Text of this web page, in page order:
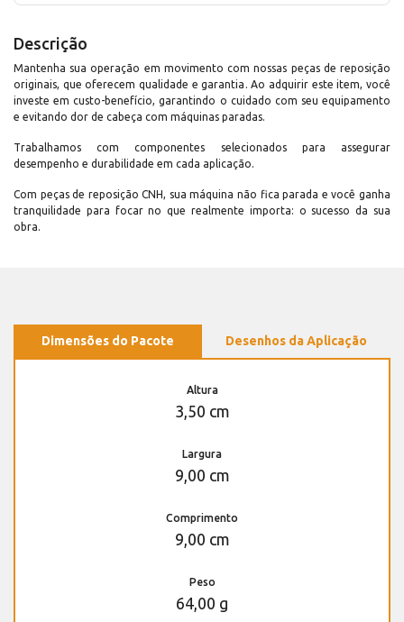
Descrição
Mantenha sua operação em movimento com nossas peças de reposição
originais, que oferecem qualidade e garantia. Ao adquirir este item, você
investe em custo-benefício, garantindo o cuidado com seu equipamento
e evitando dor de cabeça com máquinas paradas.
Trabalhamos com componentes selecionados para assegurar
desempenho e durabilidade em cada aplicação.
Com peças de reposição CNH, sua máquina não fica parada e você ganha
tranquilidade para focar no que realmente importa: o sucesso da sua
obra.
Dimensões do Pacote Desenhos da Aplicação
Altura
3,50 cm
Largura
9,00 cm
Comprimento
9,00 cm
Peso
64,00 g